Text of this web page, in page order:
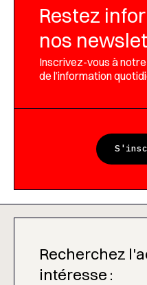
Restez
nos
Inscrivez-vous à
de l’information
Recherchez
intéresse :